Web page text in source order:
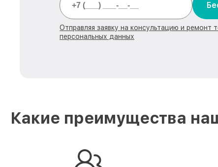
Отправляя заявку на консультацию и
персональных данных
Какие преимущества